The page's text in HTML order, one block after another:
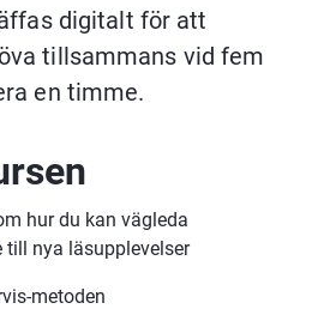
digitalt för att
tillsammans vid fem
en timme.
hur du kan vägleda
till nya läsupplevelser
metoden